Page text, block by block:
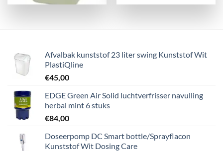
Afvalbak kunststof 23 liter swing Kunststof Wit
PlastiQline
€45,00
EDGE Green Air Solid luchtverfrisser navulling
herbal mint 6 stuks
€84,00
Doseerpomp DC Smart bottle/Sprayflacon
Kunststof Wit Dosing Care